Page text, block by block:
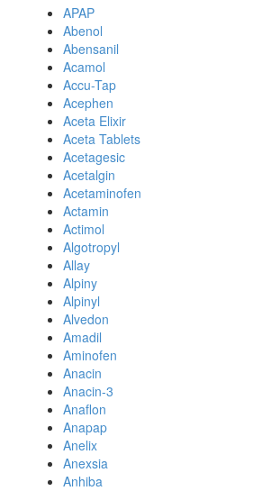
APAP
Abenol
Abensanil
Acamol
Accu-Tap
Acephen
Aceta Elixir
Aceta Tablets
Acetagesic
Acetalgin
Acetaminofen
Actamin
Actimol
Algotropyl
Allay
Alpiny
Alpinyl
Alvedon
Amadil
Aminofen
Anacin
Anacin-3
Anaflon
Anapap
Anelix
Anexsia
Anhiba